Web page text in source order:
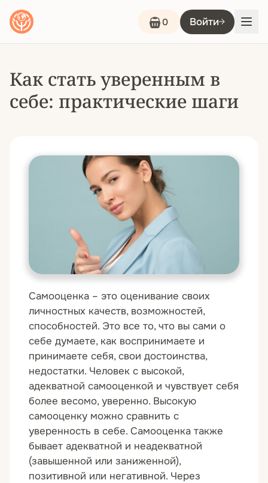
0 Войти
Как стать уверенным в
себе: практические шаги
Самооценка – это оценивание своих
личностных качеств, возможностей,
способностей. Это все то, что вы сами о
себе думаете, как воспринимаете и
принимаете себя, свои достоинства,
недостатки. Человек с высокой,
адекватной самооценкой и чувствует себя
более весомо, уверенно. Высокую
самооценку можно сравнить с
уверенность в себе. Самооценка также
бывает адекватной и неадекватной
(завышенной или заниженной),
позитивной или негативной. Через